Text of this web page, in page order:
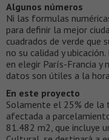
Algunos números
Ni las formulas
para definir la mejor
cuadrados de verde que
no su calidad y
en elegir París-Francia y
datos son útiles a la
En este proyecto
Solamente el 25% de la
afectada a
81.482 m2, que incluye